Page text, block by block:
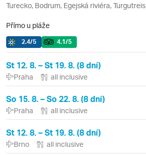
Turecko, Bodrum, Egejská riviéra, Turgutreis
Přímo u pláže
2.4/5 4.1/5
St 12. 8. – St 19. 8. (8 dní)
Praha all inclusive
So 15. 8. – So 22. 8. (8 dní)
Praha all inclusive
St 12. 8. – St 19. 8. (8 dní)
Brno all inclusive